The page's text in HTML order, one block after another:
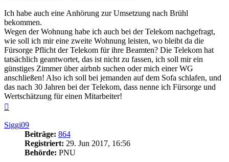
Ich habe auch eine Anhörung zur Umsetzung nach Brühl
bekommen.
Wegen der Wohnung habe ich auch bei der Telekom nachgefragt,
wie soll ich mir eine zweite Wohnung leisten, wo bleibt da die
Fürsorge Pflicht der Telekom für ihre Beamten? Die Telekom hat
tatsächlich geantwortet, das ist nicht zu fassen, ich soll mir ein
günstiges Zimmer über airbnb suchen oder mich einer WG
anschließen! Also ich soll bei jemanden auf dem Sofa schlafen, und
das nach 30 Jahren bei der Telekom, dass nenne ich Fürsorge und
Wertschätzung für einen Mitarbeiter!
Siggi09
Beiträge: 864
Registriert: 29. Jun 2017, 16:56
Behörde: PNU